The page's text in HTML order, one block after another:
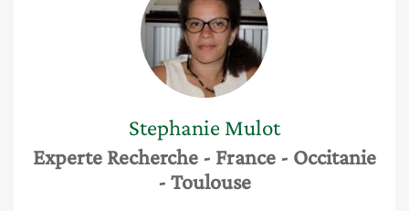
Stephanie Mulot
Experte Recherche - France - Occitanie
- Toulouse